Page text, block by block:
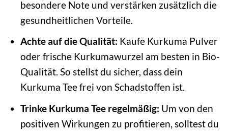
besondere Note und verstärken zusätzlich die
gesundheitlichen Vorteile.
Achte auf die Qualität: Kaufe Kurkuma Pulver
oder frische Kurkumawurzel am besten in Bio-
Qualität. So stellst du sicher, dass dein
Kurkuma Tee frei von Schadstoffen ist.
Trinke Kurkuma Tee regelmäßig: Um von den
positiven Wirkungen zu profitieren, solltest du